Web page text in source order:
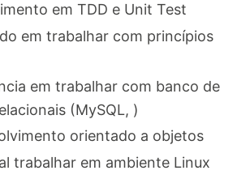
em TDD e Unit Test
em trabalhar com princípios
em trabalhar com banco de
(MySQL, )
orientado a objetos
trabalhar em ambiente Linux